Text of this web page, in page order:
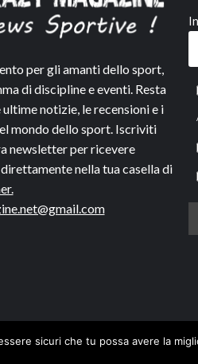
per gli amanti dello sport,
di discipline e eventi. Resta
notizie, le recensioni e i
mondo dello sport. Iscriviti
newsletter per ricevere
nella tua casella di
sicuri che tu possa avere la